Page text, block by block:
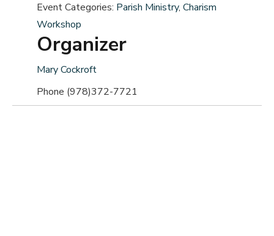
Event Categories: Parish Ministry, Charism
Workshop
Organizer
Mary Cockroft
Phone (978)372-7721